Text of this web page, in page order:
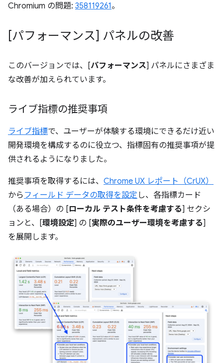
Chromium の問題: 358119261。
[パフォーマンス] パネルの改善
このバージョンでは、[パフォーマンス] パネルにさまざま
な改善が加えられています。
ライブ指標の推奨事項
ライブ指標で、ユーザーが体験する環境にできるだけ近い
開発環境を構成するのに役立つ、指標固有の推奨事項が提
供されるようになりました。
推奨事項を取得するには、 Chrome UX レポート（CrUX）
から フィールド データの取得を設定 し、各指標カード
（ある場合）の [ローカル テスト条件を考慮する] セクシ
ョンと、[環境設定] の [実際のユーザー環境を考慮する]
を展開します。